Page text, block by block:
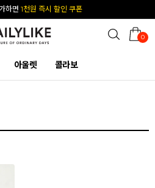
하면 1천원 즉시 할인 쿠폰
0
아울렛 콜라보